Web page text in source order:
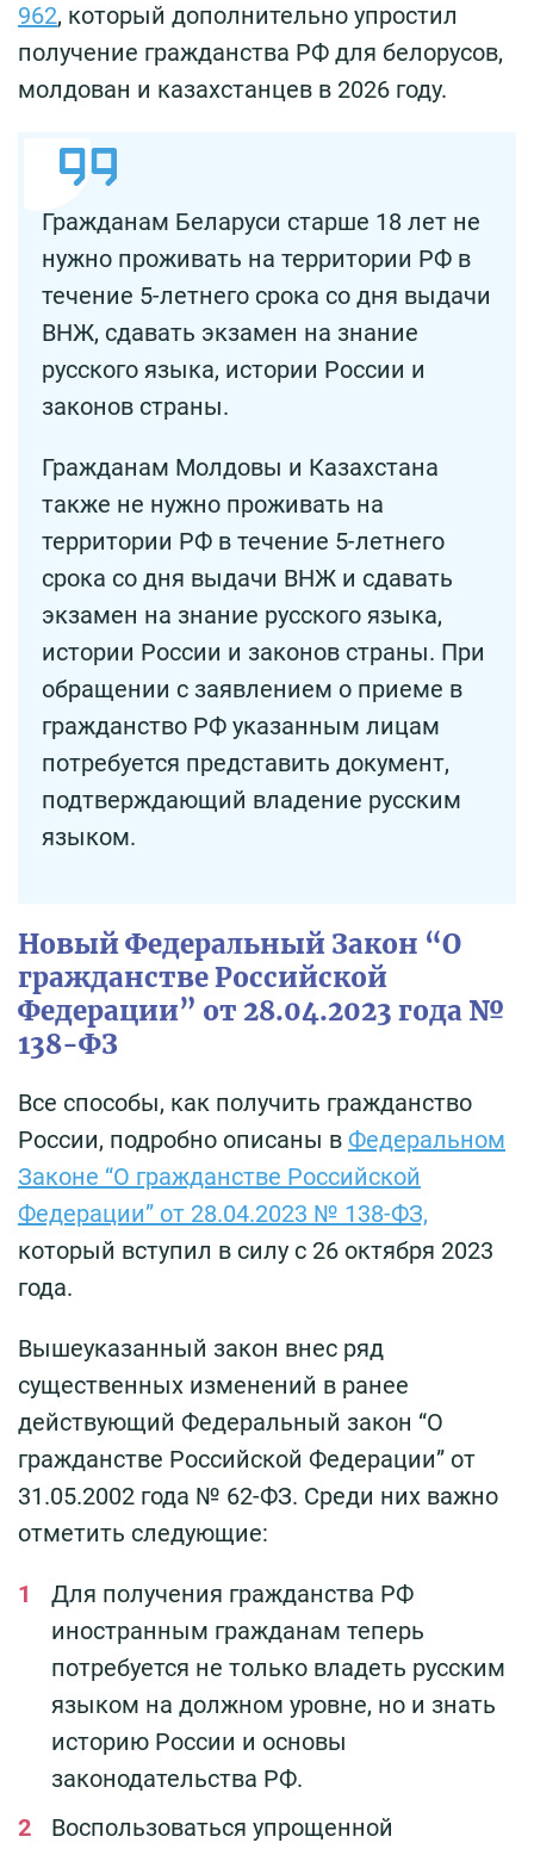
962, который дополнительно упростил
получение гражданства РФ для белорусов,
молдован и казахстанцев в 2026 году.
Гражданам Беларуси старше 18 лет не
нужно проживать на территории РФ в
течение 5-летнего срока со дня выдачи
ВНЖ, сдавать экзамен на знание
русского языка, истории России и
законов страны.
Гражданам Молдовы и Казахстана
также не нужно проживать на
территории РФ в течение 5-летнего
срока со дня выдачи ВНЖ и сдавать
экзамен на знание русского языка,
истории России и законов страны. При
обращении с заявлением о приеме в
гражданство РФ указанным лицам
потребуется представить документ,
подтверждающий владение русским
языком.
Новый Федеральный Закон “О
гражданстве Российской
Федерации” от 28.04.2023 года №
138-ФЗ
Все способы, как получить гражданство
России, подробно описаны в Федеральном
Законе “О гражданстве Российской
Федерации” от 28.04.2023 № 138-ФЗ,
который вступил в силу с 26 октября 2023
года.
Вышеуказанный закон внес ряд
существенных изменений в ранее
действующий Федеральный закон “О
гражданстве Российской Федерации” от
31.05.2002 года № 62-ФЗ. Среди них важно
отметить следующие:
Для получения гражданства РФ
иностранным гражданам теперь
потребуется не только владеть русским
языком на должном уровне, но и знать
историю России и основы
законодательства РФ.
Воспользоваться упрощенной